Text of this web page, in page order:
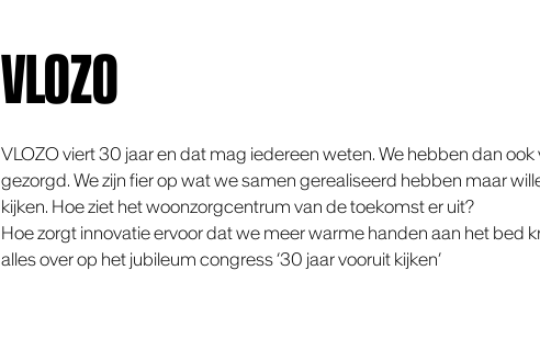
VLOZO
VLOZO viert 30 jaar en dat mag iedereen weten. We hebben dan ook
gezorgd. We zijn fier op wat we samen gerealiseerd hebben maar
kijken. Hoe ziet het woonzorgcentrum van de toekomst er uit?
Hoe zorgt innovatie ervoor dat we meer warme handen aan het bed
alles over op het jubileum congress ‘30 jaar vooruit kijken’